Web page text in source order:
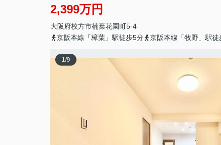
2,399万円
大阪府枚方市楠葉花園町5-4
京阪本線「樟葉」駅徒歩5分
京阪本線「牧野」駅徒
1/9